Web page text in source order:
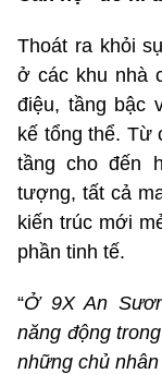
Thoát ra khỏi
ở các khu nhà
điệu, tầng bậc
kế tổng thể. Từ
tầng cho đến
tượng, tất cả
kiến trúc mới
phần tinh tế.
“Ở 9X An
năng động
những chủ